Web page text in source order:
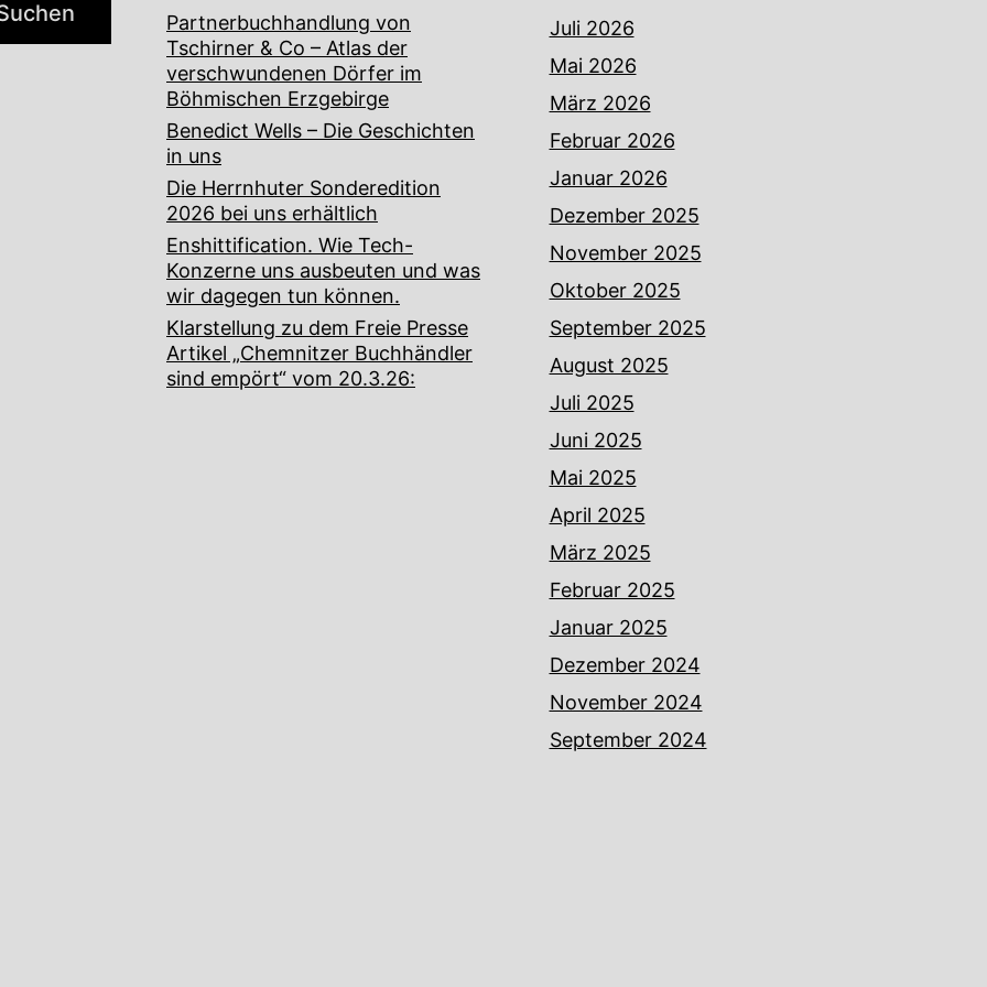
Partnerbuchhandlung von
Tschirner & Co – Atlas der
verschwundenen Dörfer im
Böhmischen Erzgebirge
Benedict Wells – Die Geschichten
in uns
Die Herrnhuter Sonderedition
2026 bei uns erhältlich
Enshittification. Wie Tech-
Konzerne uns ausbeuten und was
wir dagegen tun können.
Klarstellung zu dem Freie Presse
Artikel „Chemnitzer Buchhändler
sind empört“ vom 20.3.26:
Juli 2026
Mai 2026
März 2026
Februar 2026
Januar 2026
Dezember 2025
November 2025
Oktober 2025
September 2025
August 2025
Juli 2025
Juni 2025
Mai 2025
April 2025
März 2025
Februar 2025
Januar 2025
Dezember 2024
November 2024
September 2024